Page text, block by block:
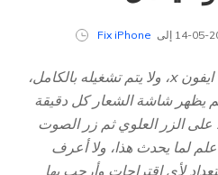
Fix iPhone
جوالي معلق على التفاحة ايفون x، ولا يتم تشغيله بالكامل،
يظهر شاشة الشعار كل دقيقة
على الزر العلوي ثم زر الصوت
لما يحدث هذا، ولا أعرف
لأي اقتراحات وأرحب بها